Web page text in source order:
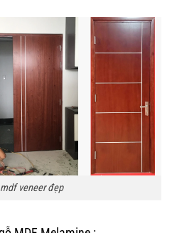
veneer đẹp